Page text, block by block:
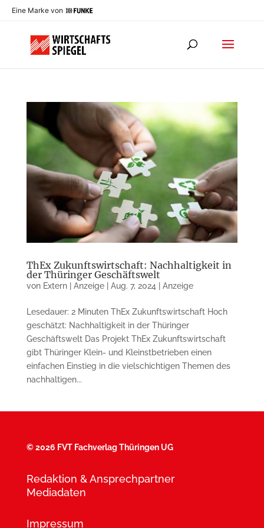
Eine Marke von
ThEx Zukunftswirtschaft: Nachhaltigkeit in
der Thüringer Geschäftswelt
von Extern | Anzeige| Aug. 7, 2024 Anzeige
Lesedauer: 2 Minuten ThEx Zukunftswirtschaft Hoch
geschätzt: Nachhaltigkeit in der Thüringer
Geschäftswelt Das Projekt ThEx Zukunftswirtschaft
gibt Thüringer Klein- und Kleinstbetrieben einen
einfachen Einstieg in die vielschichtigen Themen des
nachhaltigen...
©2026 FVT Fachverlag Thüringen UG
Redaktion & Ansprechpartner
Mediadaten
Impressum